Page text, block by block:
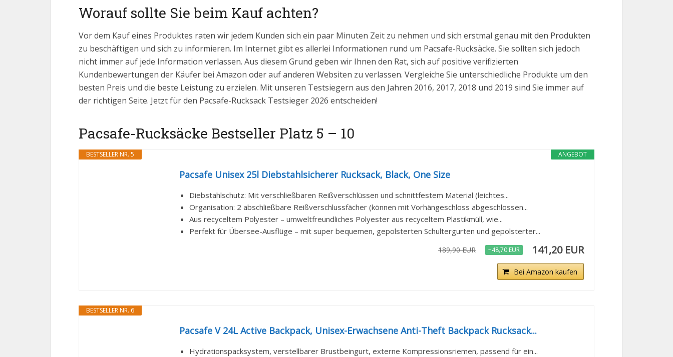
Worauf sollte Sie beim Kauf achten?
Vor dem Kauf eines Produktes raten wir jedem Kunden sich ein paar Minuten Zeit zu nehmen und sich erstmal genau mit den Produkten
zu beschäftigen und sich zu informieren. Im Internet gibt es allerlei Informationen rund um Pacsafe-Rucksäcke. Sie sollten sich jedoch
nicht immer auf jede Information verlassen. Aus diesem Grund geben wir Ihnen den Rat, sich auf positive verifizierten
Kundenbewertungen der Käufer bei Amazon oder auf anderen Websiten zu verlassen. Vergleiche Sie unterschiedliche Produkte um den
besten Preis und die beste Leistung zu erzielen. Mit unseren Testsiegern aus den Jahren 2016, 2017, 2018 und 2019 sind Sie immer auf
der richtigen Seite. Jetzt für den Pacsafe-Rucksack Testsieger 2026 entscheiden!
Pacsafe-Rucksäcke Bestseller Platz 5 – 10
ANGEBOT
BESTSELLER NR. 5
Pacsafe Unisex 25l Diebstahlsicherer Rucksack, Black, One Size
Diebstahlschutz: Mit verschließbaren Reißverschlüssen und schnittfestem Material (leichtes...
Organisation: 2 abschließbare Reißverschlussfächer (können mit Vorhängeschloss abgeschlossen...
Aus recyceltem Polyester – umweltfreundliches Polyester aus recyceltem Plastikmüll, wie...
Perfekt für Übersee-Ausflüge – mit super bequemen, gepolsterten Schultergurten und gepolsterter...
189,90 EUR −48,70 EUR 141,20 EUR
Bei Amazon kaufen
BESTSELLER NR. 6
Pacsafe V 24L Active Backpack, Unisex-Erwachsene Anti-Theft Backpack Rucksack...
Hydrationspacksystem, verstellbarer Brustbeingurt, externe Kompressionsriemen, passend für ein...